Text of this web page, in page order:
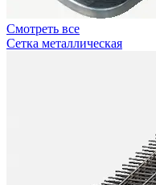
Смотреть все
Сетка металлическая